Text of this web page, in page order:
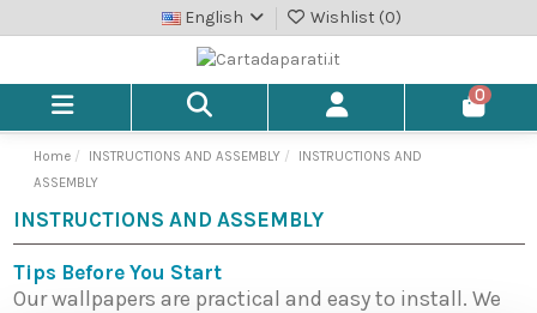
English Wishlist (0)
0
Home INSTRUCTIONS AND ASSEMBLY
INSTRUCTIONS AND
ASSEMBLY
INSTRUCTIONS AND ASSEMBLY
Tips Before You Start
Our wallpapers are practical and easy to install. We